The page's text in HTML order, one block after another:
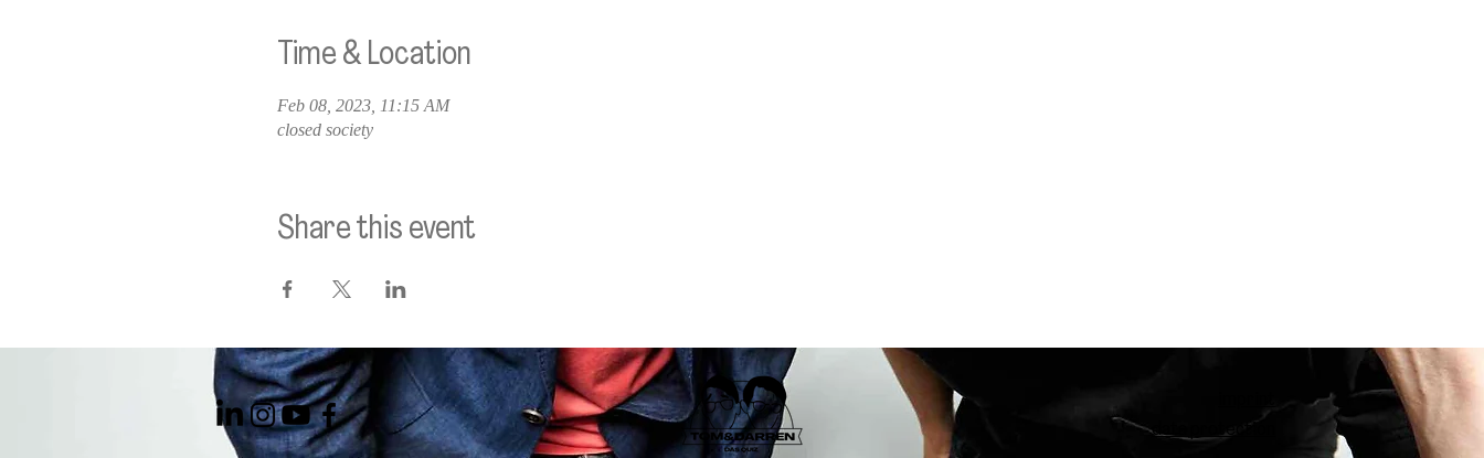
Time & Location
Feb 08, 2023, 11:15 AM
closed society
Share this event
data protection